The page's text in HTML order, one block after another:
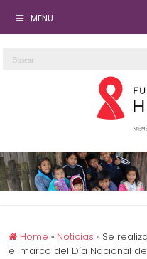
MENU
Home » Noticias » Se
el marco del Día Nacional